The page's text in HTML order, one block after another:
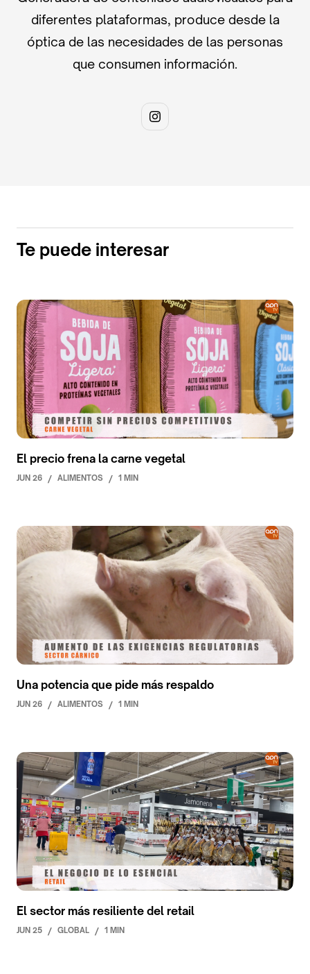
diferentes plataformas, produce desde la
óptica de las necesidades de las personas
que consumen información.
Te puede interesar
El precio frena la carne vegetal
JUN 26 / ALIMENTOS / 1 MIN
Una potencia que pide más respaldo
JUN 26 / ALIMENTOS / 1 MIN
El sector más resiliente del retail
JUN 25 / GLOBAL / 1 MIN